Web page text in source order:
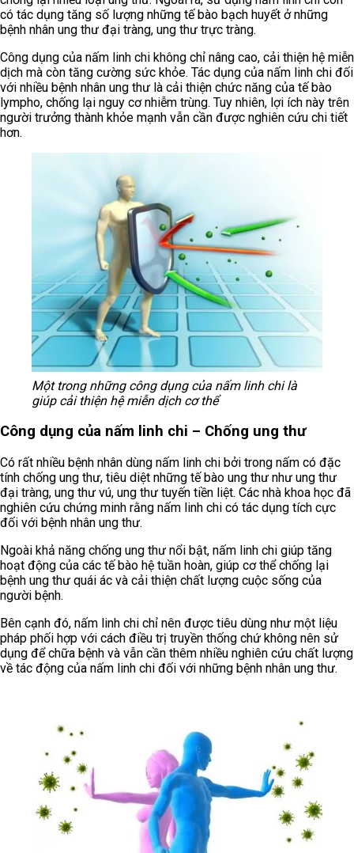
có tác dụng tăng số lượng những tế bào bạch huyết ở những
bệnh nhân ung thư đại tràng, ung thư trực tràng.
Công dụng của nấm linh chi không chỉ nâng cao, cải thiện hệ miễn
dịch mà còn tăng cường sức khỏe. Tác dụng của nấm linh chi đối
với nhiều bệnh nhân ung thư là cải thiện chức năng của tế bào
lympho, chống lại nguy cơ nhiễm trùng. Tuy nhiên, lợi ích này trên
người trưởng thành khỏe mạnh vẫn cần được nghiên cứu chi tiết
hơn.
Một trong những công dụng của nấm linh chi là
giúp cải thiện hệ miễn dịch cơ thể
Công dụng của nấm linh chi – Chống ung thư
Có rất nhiều bệnh nhân dùng nấm linh chi bởi trong nấm có đặc
tính chống ung thư, tiêu diệt những tế bào ung thư như ung thư
đại tràng, ung thư vú, ung thư tuyến tiền liệt. Các nhà khoa học đã
nghiên cứu chứng minh rằng nấm linh chi có tác dụng tích cực
đối với bệnh nhân ung thư.
Ngoài khả năng chống ung thư nổi bật, nấm linh chi giúp tăng
hoạt động của các tế bào hệ tuần hoàn, giúp cơ thể chống lại
bệnh ung thư quái ác và cải thiện chất lượng cuộc sống của
người bệnh.
Bên cạnh đó, nấm linh chi chỉ nên được tiêu dùng như một liệu
pháp phối hợp với cách điều trị truyền thống chứ không nên sử
dụng để chữa bệnh và vẫn cần thêm nhiều nghiên cứu chất lượng
về tác động của nấm linh chi đối với những bệnh nhân ung thư.